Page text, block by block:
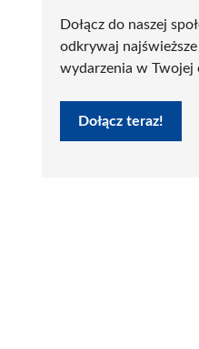
Dołącz do naszej
odkrywaj
wydarzenia w Twojej
Dołącz teraz!